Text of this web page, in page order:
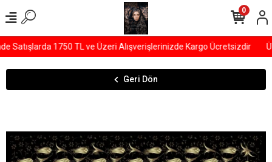
1750 TL ve Üzeri Alışverişlerinizde Kargo Ücretsizdir
0
Geri Dön